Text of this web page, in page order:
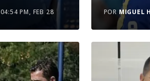
04:54 PM, FEB 28 POR MIGUEL